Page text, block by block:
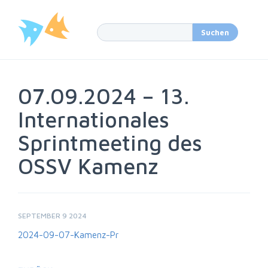
07.09.2024 – 13.
Internationales
Sprintmeeting des
OSSV Kamenz
SEPTEMBER 9 2024
2024-09-07-Kamenz-Pr